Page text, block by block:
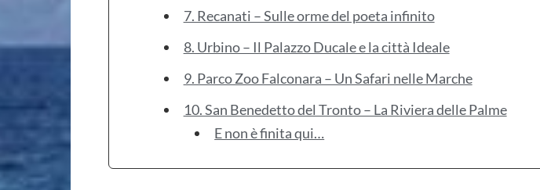
7. Recanati – Sulle orme del poeta infinito
8. Urbino – Il Palazzo Ducale e la città Ideale
9. Parco Zoo Falconara – Un Safari nelle Marche
10. San Benedetto del Tronto – La Riviera delle Palme
E non è finita qui…